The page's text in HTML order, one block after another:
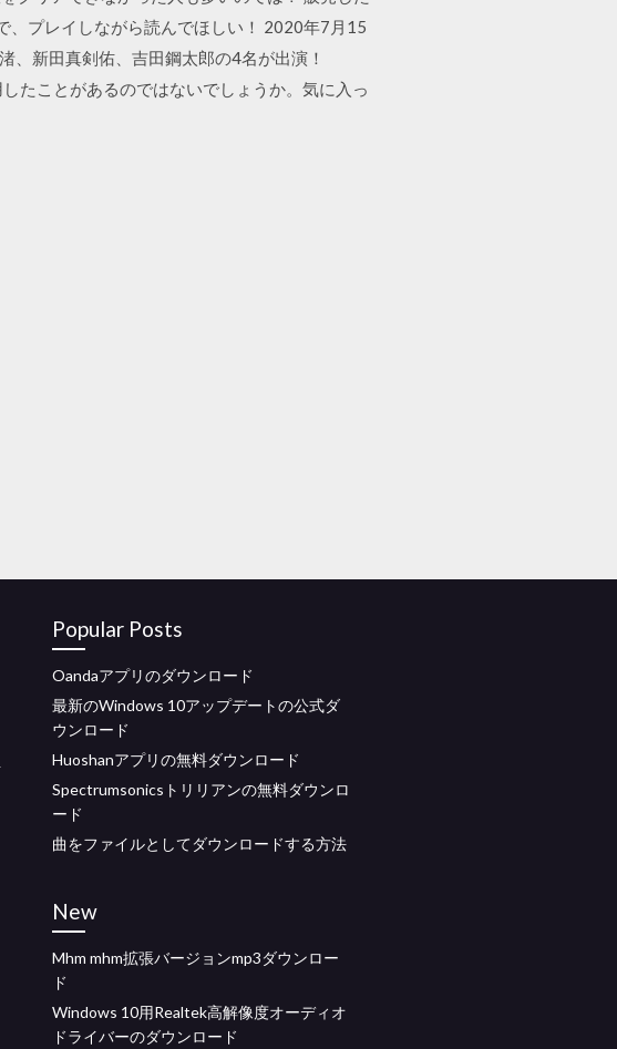
、プレイしながら読んでほしい！ 2020年7月15
新田真剣佑、吉田鋼太郎の4名が出演！
たことがあるのではないでしょうか。気に入っ
Popular Posts
Oandaアプリのダウンロード
最新のWindows 10アップデートの公式ダ
ウンロード
Huoshanアプリの無料ダウンロード
Spectrumsonicsトリリアンの無料ダウンロ
ード
曲をファイルとしてダウンロードする方法
New
Mhm mhm拡張バージョンmp3ダウンロー
ド
Windows 10用Realtek高解像度オーディオ
ドライバーのダウンロード